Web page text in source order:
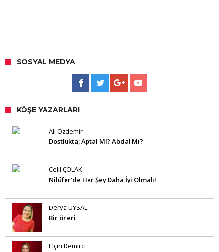
SOSYAL MEDYA
KÖŞE YAZARLARI
Ali Özdemir
Dostlukta; Aptal MI? Abdal Mı?
Celil ÇOLAK
Nilüfer’de Her Şey Daha İyi Olmalı!
Derya UYSAL
Bir öneri
Elçin Demirci